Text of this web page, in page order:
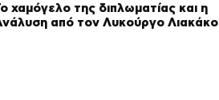
χαμόγελο της διπλωματίας και η
από τον Λυκούργο Λιακάκο